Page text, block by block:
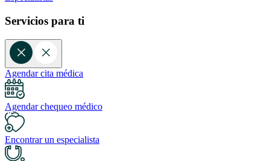
Servicios para ti
Agendar cita médica
Agendar chequeo médico
Encontrar un especialista